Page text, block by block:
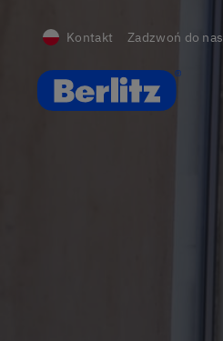
Kontakt Zadzwoń do nas
Berlitz Poland